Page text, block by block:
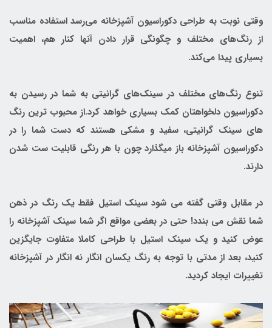
وقتی نوبت به طراحی دکوراسیون آشپزخانه می‌رسد استفاده مناسب
از رنگ‌های مختلف و چگونگی قرار دادن آنها کنار هم، اهمیت
بسیاری پیدا می‌کند.
تنوع رنگ‌های مختلف در سینک‌های گرانیتی به شما در رسیدن به
دکوراسیون دلخواهتان کمک بسیاری خواهد کرد.از محبوب ترین رنگ
های سینک گرانیتی، سفید و مشکی هستند که دست شما را در
دکوراسیون آشپزخانه باز میگذارد چون با هر رنگی قابلیت ست شدن
دارند.
در مقابل وقتی گفته می شود سینک استیل فقط یک رنگ در ذهن
شما نقش می بندد! حتی در بعضی مواقع اگر شما سینک آشپزخانه را
عوض کنید و یک سینک استیل با طراحی کاملا متفاوت جایگزین
کنید، بعد از مدتی با توجه به رنگ یکسان انگار نه انگار در آشپزخانه
تغییرات ایجاد کردید.